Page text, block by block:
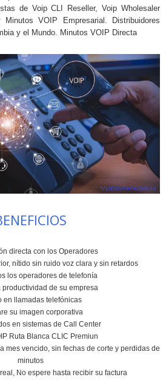
de Voip CLI Reseller, Voip Wholesaler
VOIP Empresarial. Distribuidores
y el Mundo. Minutos VOIP Directa
directa con los Operadores
nítido sin ruido voz clara y sin retardos
los operadores de telefonía
productividad de su empresa
en llamadas telefónicas
su imagen corporativa
en sistemas de Call Center
Ruta Blanca CLIC Premiun
mes vencido, sin fechas de corte y perdidas de
minutos
No espere hasta recibir su factura